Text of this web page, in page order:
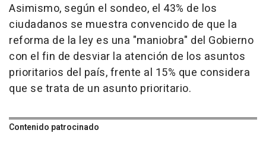
Asimismo, según el sondeo, el 43% de los
ciudadanos se muestra convencido de que la
reforma de la ley es una "maniobra" del Gobierno
con el fin de desviar la atención de los asuntos
prioritarios del país, frente al 15% que considera
que se trata de un asunto prioritario.
Contenido patrocinado